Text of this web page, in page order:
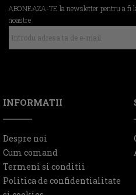
ABONEAZA-TE la newsletter pentru a fi
noastre
INFORMATII
Despre noi
Cum comand
Termeni si conditii
Politica de confidentialitate